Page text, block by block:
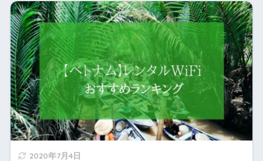
2020年7月4日